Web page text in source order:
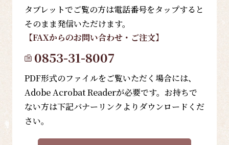
タブレットでご覧の方は電話番号をタップすると
そのまま発信いただけます。
【FAXからのお問い合わせ・ご注文】
0853-31-8007
PDF形式のファイルをご覧いただく場合には、
Adobe Acrobat Readerが必要です。お持ちで
ない方は下記バナーリンクよりダウンロードくだ
さい。